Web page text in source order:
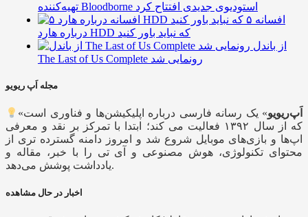
تهیه‌کننده Bloodborne استودیوی جدیدی افتتاح کرد
۵ افسانه
درباره هارد HDD که نباید باور کنید
از باندل
The Last of Us Complete رونمایی شد
مجله اَپ ریویو
« اَپ‌ریویو» یک رسانه فارسی درباره اپلیکیشن‌ها و فناوری است
که از سال ۱۳۹۲ فعالیت می کند؛ ابتدا با تمرکز بر نقد و معرفی
اپ‌ها و بازی‌های موبایل شروع شد و امروز دامنه گسترده تری از
محتوای تکنولوژی، هوش مصنوعی و آی تی را با خبر، مقاله و
یادداشت پوشش می‌دهد.
اخبار در حال مشاهده